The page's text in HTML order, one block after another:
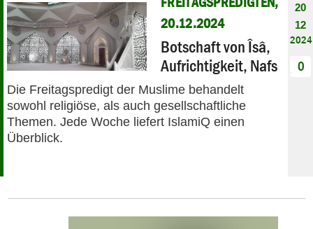
PANORAMA
20.12.2024
Botschaft von Îsâ,
Aufrichtigkeit, Nafs
Die Freitagspredigt der Muslime behandelt
sowohl religiöse, als auch gesellschaftliche
Themen. Jede Woche liefert IslamiQ einen
Überblick.
20
12
2024
0